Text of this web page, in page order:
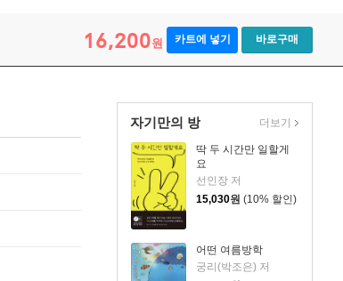
16,200원 카트에 넣기 바로구매
자기만의 방
딱 두 시간만 일할게
요
선인장 저
15,030원 (10% 할인)
어떤 여름방학
궁리(박조은) 저
더보기